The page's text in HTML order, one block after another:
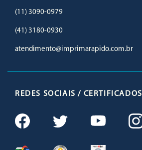
(11) 3090-0979
(41) 3180-0930
atendimento@imprimarapido.com.br
REDES SOCIAIS / CERTIFICADOS